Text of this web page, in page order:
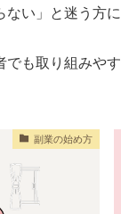
い」と迷う方
も取り組みや
副業の始め方